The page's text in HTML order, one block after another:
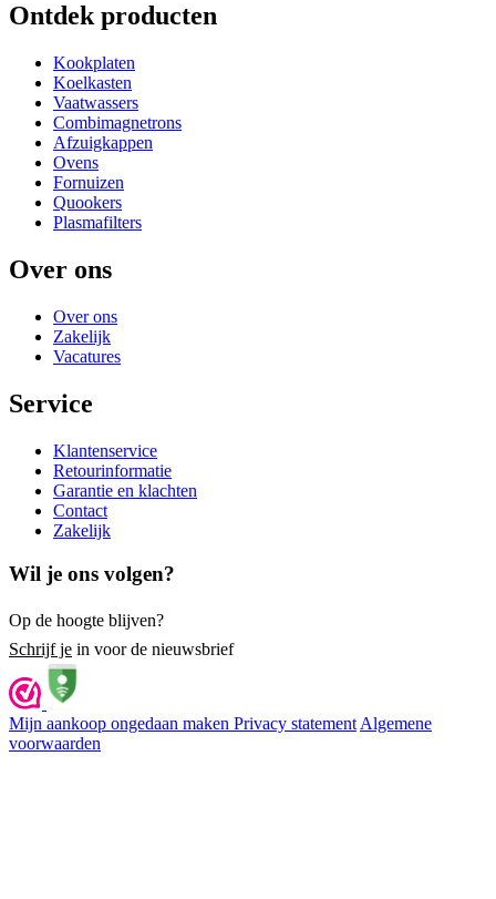
Ontdek producten
Kookplaten
Koelkasten
Vaatwassers
Combimagnetrons
Afzuigkappen
Ovens
Fornuizen
Quookers
Plasmafilters
Over ons
Over ons
Zakelijk
Vacatures
Service
Klantenservice
Retourinformatie
Garantie en klachten
Contact
Zakelijk
Wil je ons volgen?
Op de hoogte blijven?
Schrijf je in voor de nieuwsbrief
Mijn aankoop ongedaan maken Privacy statement Algemene
voorwaarden